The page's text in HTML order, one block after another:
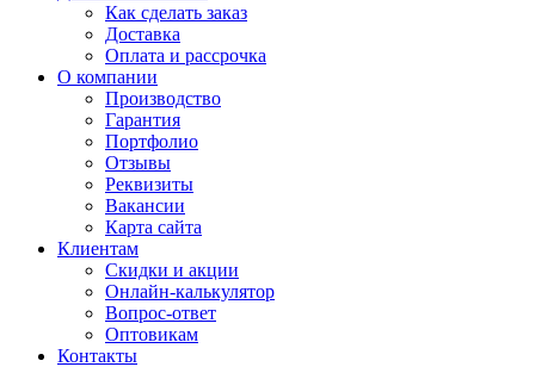
Как сделать заказ
Доставка
Оплата и рассрочка
О компании
Производство
Гарантия
Портфолио
Отзывы
Реквизиты
Вакансии
Карта сайта
Клиентам
Скидки и акции
Онлайн-калькулятор
Вопрос-ответ
Оптовикам
Контакты